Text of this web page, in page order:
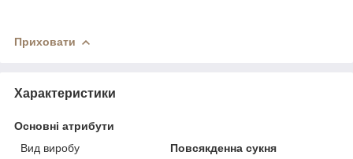
Приховати
Характеристики
Основні атрибути
Вид виробу
Повсякденна сукня